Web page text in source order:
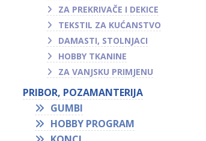
ZA PREKRIVAČE I DEKICE
TEKSTIL ZA KUĆANSTVO
DAMASTI, STOLNJACI
HOBBY TKANINE
ZA VANJSKU PRIMJENU
PRIBOR, POZAMANTERIJA
GUMBI
HOBBY PROGRAM